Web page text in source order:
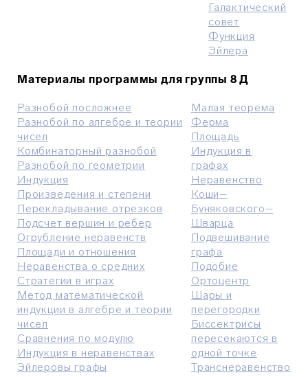
Галактический
совет
Функция
Эйлера
Материалы программы для группы 8 Д
Разнобой посложнее
Разнобой по алгебре и теории
чисел
Комбинаторный разнобой
Разнобой по геометрии
Индукция
Произведения и степени
Перекладывание отрезков
Подсчет вершин и ребер
Oгрубление неравенств
Площади и отношения
Неравенства о средних
Стратегии в играх
Метод математической
индукции в алгебре и теории
чисел
Сравнения по модулю
Индукция в неравенствах
Эйлеровы графы
Малая теорема
Ферма
Площадь
Индукция в
графах
Неравенство
Коши–
Буняковского–
Шварца
Подвешивание
графа
Подобие
Ортоцентр
Шары и
перегородки
Биссектрисы
пересекаются в
одной точке
Транснеравенство